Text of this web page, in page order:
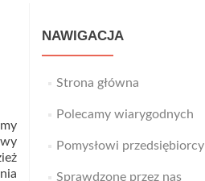
NAWIGACJA
Strona główna
Polecamy wiarygodnych
Pomysłowi przedsiębiorcy
Sprawdzone przez nas